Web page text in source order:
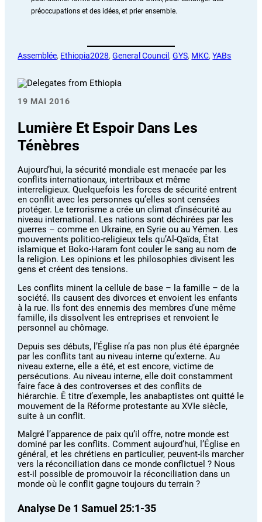
préoccupations et des idées, et prier ensemble.
Assemblée, Ethiopia2028, General Council , GYS, MKC, YABs
19 MAI 2016
Lumière Et Espoir Dans Les
Ténèbres
Aujourd’hui, la sécurité mondiale est menacée par les
conflits internationaux, intertribaux et même
interreligieux. Quelquefois les forces de sécurité entrent
en conflit avec les personnes qu’elles sont censées
protéger. Le terrorisme a crée un climat d’insécurité au
niveau international. Les nations sont déchirées par les
guerres – comme en Ukraine, en Syrie ou au Yémen. Les
mouvements politico-religieux tels qu’Al-Qaïda, État
islamique et Boko-Haram font couler le sang au nom de
la religion. Les opinions et les philosophies divisent les
gens et créent des tensions.
Les conflits minent la cellule de base – la famille – de la
société. Ils causent des divorces et envoient les enfants
à la rue. Ils font des ennemis des membres d’une même
famille, ils dissolvent les entreprises et renvoient le
personnel au chômage.
Depuis ses débuts, l’Église n’a pas non plus été épargnée
par les conflits tant au niveau interne qu’externe. Au
niveau externe, elle a été, et est encore, victime de
persécutions. Au niveau interne, elle doit constamment
faire face à des controverses et des conflits de
hiérarchie. Ê titre d’exemple, les anabaptistes ont quitté le
mouvement de la Réforme protestante au XVIe siècle,
suite à un conflit.
Malgré l’apparence de paix qu’il offre, notre monde est
dominé par les conflits. Comment aujourd’hui, l’Église en
général, et les chrétiens en particulier, peuvent-ils marcher
vers la réconciliation dans ce monde conflictuel ? Nous
est-il possible de promouvoir la réconciliation dans un
monde où le conflit gagne toujours du terrain ?
Analyse De 1 Samuel 25:1-35